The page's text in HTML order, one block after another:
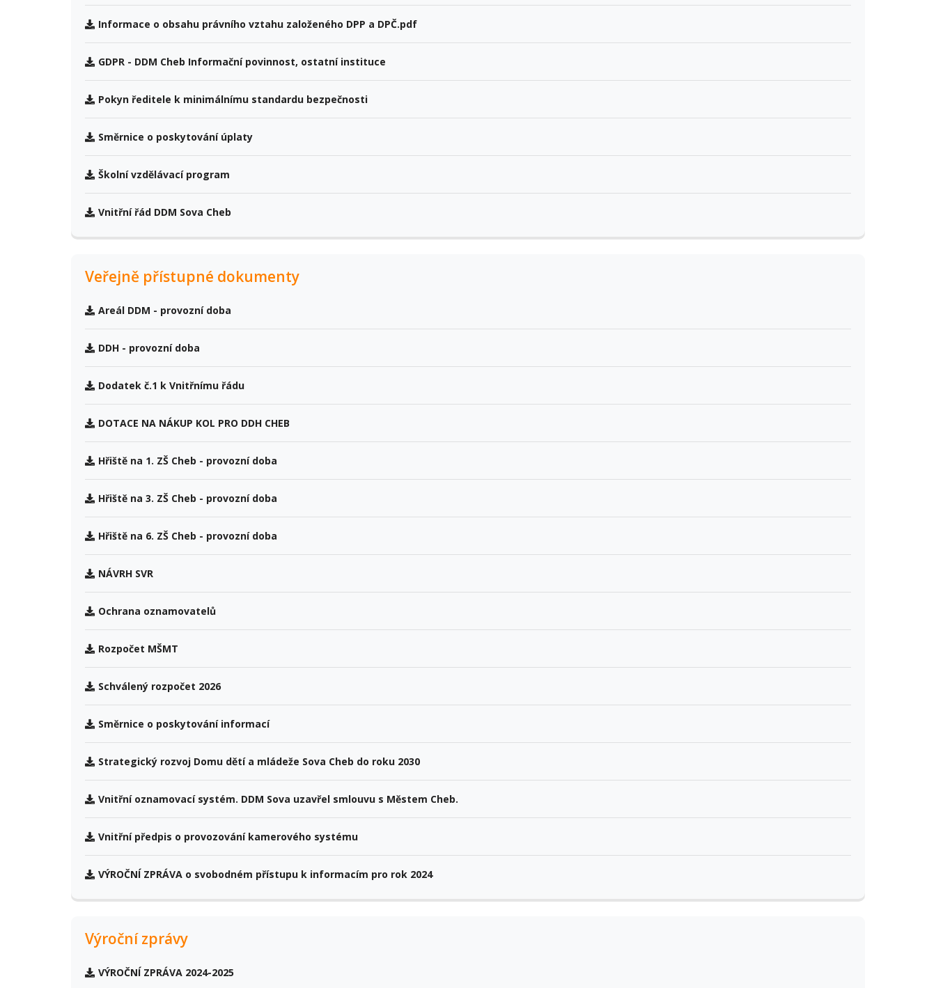
Informace o obsahu právního vztahu založeného DPP a DPČ.pdf
GDPR - DDM Cheb Informační povinnost, ostatní instituce
Pokyn ředitele k minimálnímu standardu bezpečnosti
Směrnice o poskytování úplaty
Školní vzdělávací program
Vnitřní řád DDM Sova Cheb
Veřejně přístupné dokumenty
Areál DDM - provozní doba
DDH - provozní doba
Dodatek č.1 k Vnitřnímu řádu
DOTACE NA NÁKUP KOL PRO DDH CHEB
Hřiště na 1. ZŠ Cheb - provozní doba
Hřiště na 3. ZŠ Cheb - provozní doba
Hřiště na 6. ZŠ Cheb - provozní doba
NÁVRH SVR
Ochrana oznamovatelů
Rozpočet MŠMT
Schválený rozpočet 2026
Směrnice o poskytování informací
Strategický rozvoj Domu dětí a mládeže Sova Cheb do roku 2030
Vnitřní oznamovací systém. DDM Sova uzavřel smlouvu s Městem Cheb.
Vnitřní předpis o provozování kamerového systému
VÝROČNÍ ZPRÁVA o svobodném přístupu k informacím pro rok 2024
Výroční zprávy
VÝROČNÍ ZPRÁVA 2024-2025